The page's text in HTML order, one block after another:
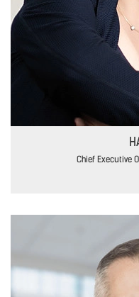
Chief Executive